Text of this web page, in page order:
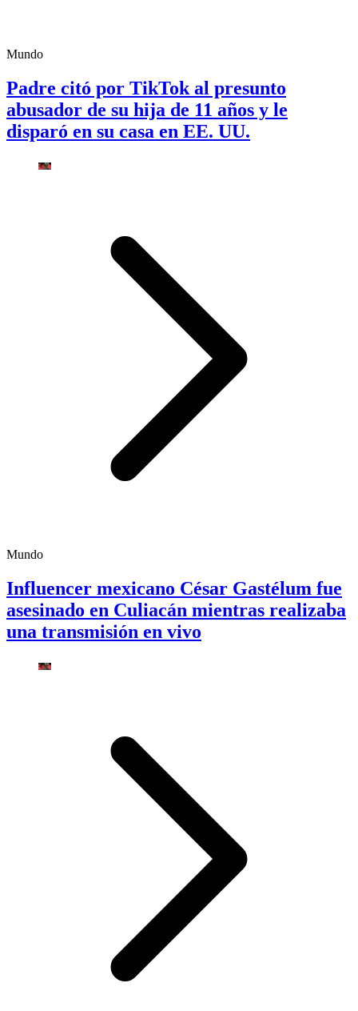
Mundo
Padre citó por TikTok al presunto
abusador de su hija de 11 años y le
disparó en su casa en EE. UU.
Mundo
Influencer mexicano César Gastélum fue
asesinado en Culiacán mientras realizaba
una transmisión en vivo